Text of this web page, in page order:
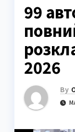
99
2026
By